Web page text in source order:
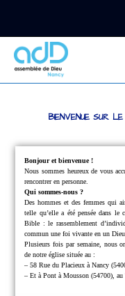
BIENVENUE SUR
Bonjour et bienvenue !
Nous sommes heureux de vous
rencontrer en personne.
Qui sommes-nous ?
Des hommes et des femmes qui
telle qu’elle a été pensée dans
Bible : le rassemblement
commun une foi vivante en un
Plusieurs fois par semaine, nous
de notre église située au :
– 58 Rue du Placieux à Nancy
– Et à Pont à Mousson (54700), au